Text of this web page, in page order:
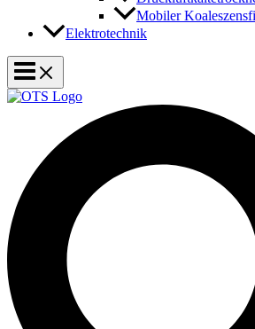
Mobiler
Elektrotechnik